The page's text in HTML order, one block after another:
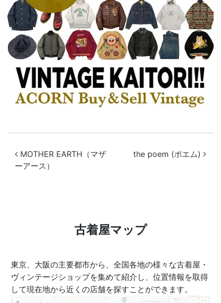
投稿ナビゲーション
MOTHER EARTH（マザ
ーアース）
the poem (ポエム)
古着屋マップ
東京、大阪の主要都市から、全国各地の様々な古着屋・
ヴィンテージショップを集めて紹介し、位置情報を取得
して現在地から近くの店舗を探すことができます。